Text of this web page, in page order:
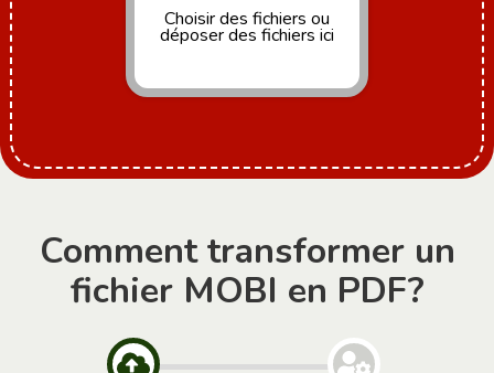
Choisir des fichiers ou
déposer des fichiers ici
Comment transformer un
fichier MOBI en PDF?